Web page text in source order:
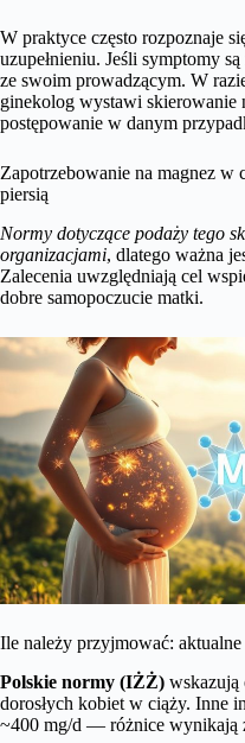
W praktyce często rozpoznaje
uzupełnieniu. Jeśli symptomy
ze swoim prowadzącym. W
ginekolog wystawi skierowanie
postępowanie w danym
Zapotrzebowanie na magnez w
piersią
Normy dotyczące podaży tego
organizacjami, dlatego ważna
Zalecenia uwzględniają cel
dobre samopoczucie matki.
Ile należy przyjmować:
Polskie normy (IŻŻ) wskazują
dorosłych kobiet w ciąży. Inne
~400 mg/d — różnice wynikają